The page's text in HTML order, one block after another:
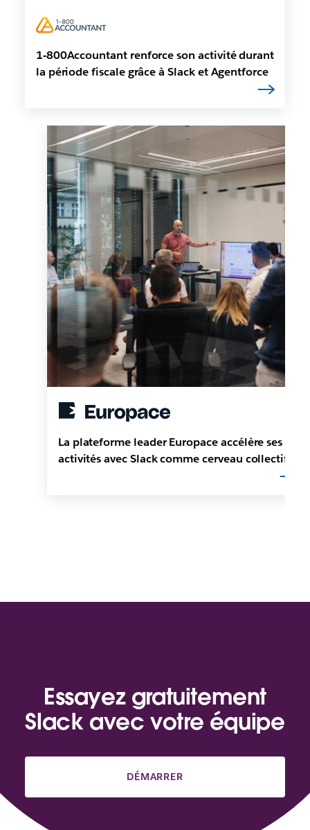
1-800Accountant renforce son activité durant
la période fiscale grâce à Slack et Agentforce
La plateforme leader Europace accélère ses
activités avec Slack comme cerveau collectif
Essayez gratuitement
Slack avec votre équipe
DÉMARRER